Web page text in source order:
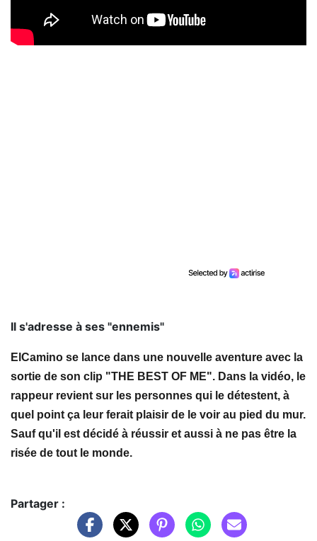
Il s'adresse à ses "ennemis"
ElCamino se lance dans une nouvelle aventure avec la
sortie de son clip "THE BEST OF ME". Dans la vidéo, le
rappeur revient sur les personnes qui le détestent, à
quel point ça leur ferait plaisir de le voir au pied du mur.
Sauf qu'il est décidé à réussir et aussi à ne pas être la
risée de tout le monde.
Partager :